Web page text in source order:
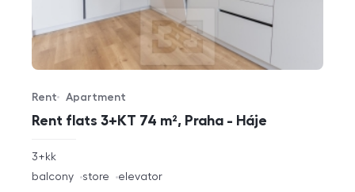
Rent flats 3+KT 74 m², Praha - Háje
Offer type
Rent
Property type
Apartment
rozměry
3+kk
funkce
balcony store elevator